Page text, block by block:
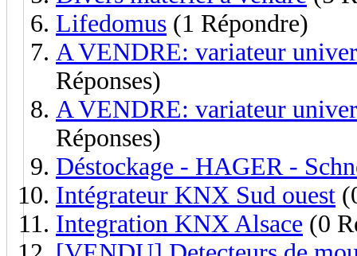
Lifedomus (1 Répondre)
A VENDRE: variateur
Réponses)
A VENDRE: variateur
Réponses)
Déstockage - HAGER -
Intégrateur KNX Sud ouest
Integration KNX Alsace (0